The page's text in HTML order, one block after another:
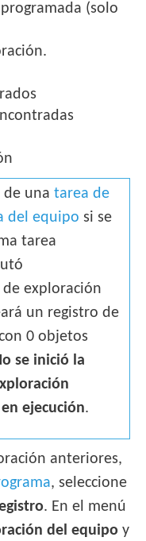
(solo
de unatarea de
del equipo si se
tarea
exploración
un registro de
0 objetos
se inició la
ejecución.
anteriores,
, seleccione
. En el menú
del equipo y